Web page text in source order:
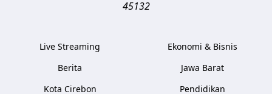
45132
Live Streaming
Berita
Kota Cirebon
Ekonomi & Bisnis
Jawa Barat
Pendidikan